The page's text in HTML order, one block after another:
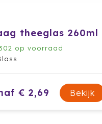
theeglas 260ml
op voorraad
€ 2,69 Bekijk